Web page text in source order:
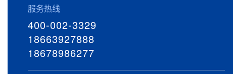
服务热线
400-002-3329
18663927888
18678986277